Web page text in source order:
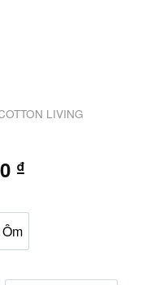
LIVING
₫
từ
đến